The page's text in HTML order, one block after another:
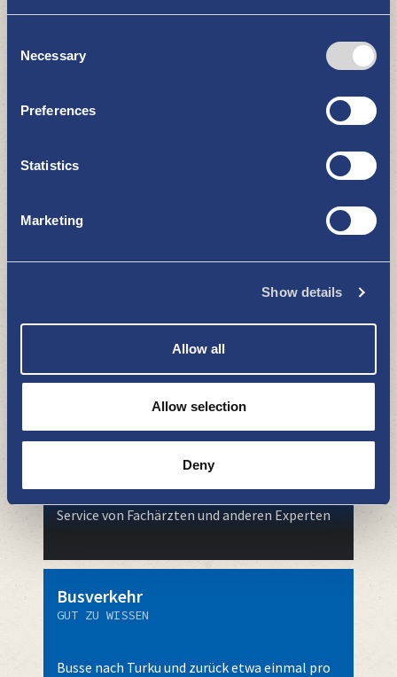
Selection
Necessary
Preferences
Statistics
Marketing
Show details
Allow all
Allow selection
Deny
(Privatarztservice)
Service von Fachärzten und anderen Experten
Busverkehr
GUT ZU WISSEN
Busse nach Turku und zurück etwa einmal pro